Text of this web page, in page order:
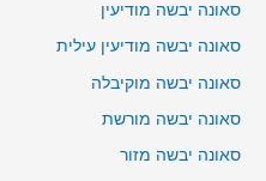
סאונה יבשה מודיעין
סאונה יבשה מודיעין עילית
סאונה יבשה מוקיבלה
סאונה יבשה מורשת
סאונה יבשה מזור